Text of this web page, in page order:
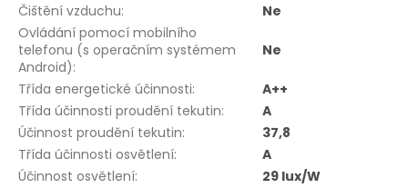
Čištění vzduchu:
Ne
Ovládání pomocí mobilního
telefonu (s operačním systémem
Android):
Ne
Třída energetické účinnosti:
A++
Třída účinnosti proudění tekutin:
A
Účinnost proudění tekutin:
37,8
Třída účinnosti osvětlení:
A
Účinnost osvětlení:
29 lux/W